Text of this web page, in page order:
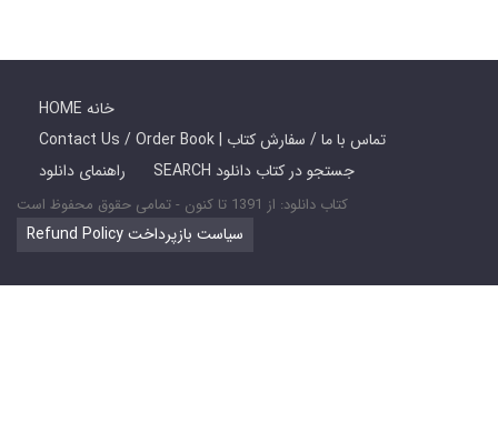
HOME خانه
Contact Us / Order Book | تماس با ما / سفارش کتاب
راهنمای دانلود
SEARCH جستجو در کتاب دانلود
کتاب دانلود: از 1391 تا کنون - تمامی حقوق محفوظ است
Refund Policy سیاست بازپرداخت